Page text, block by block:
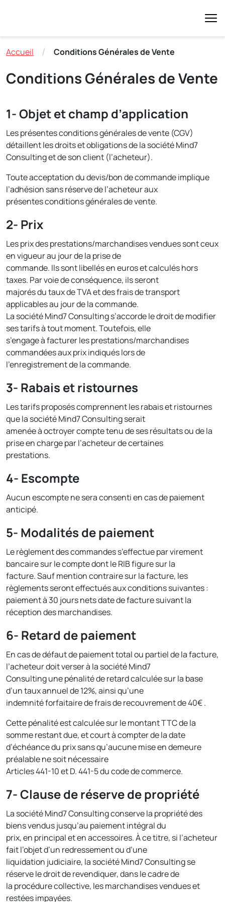
Accueil / Conditions Générales de Vente
Conditions Générales de Vente
1- Objet et champ d’application
Les présentes conditions générales de vente (CGV)
détaillent les droits et obligations de la société Mind7
Consulting et de son client (l’acheteur).
Toute acceptation du devis/bon de commande implique
l’adhésion sans réserve de l’acheteur aux
présentes conditions générales de vente.
2- Prix
Les prix des prestations/marchandises vendues sont ceux
en vigueur au jour de la prise de
commande. Ils sont libellés en euros et calculés hors
taxes. Par voie de conséquence, ils seront
majorés du taux de TVA et des frais de transport
applicables au jour de la commande.
La société Mind7 Consulting s’accorde le droit de modifier
ses tarifs à tout moment. Toutefois, elle
s’engage à facturer les prestations/marchandises
commandées aux prix indiqués lors de
l’enregistrement de la commande.
3- Rabais et ristournes
Les tarifs proposés comprennent les rabais et ristournes
que la société Mind7 Consulting serait
amenée à octroyer compte tenu de ses résultats ou de la
prise en charge par l’acheteur de certaines
prestations.
4- Escompte
Aucun escompte ne sera consenti en cas de paiement
anticipé.
5- Modalités de paiement
Le règlement des commandes s’effectue par virement
bancaire sur le compte dont le RIB figure sur la
facture. Sauf mention contraire sur la facture, les
règlements seront effectués aux conditions suivantes :
paiement à 30 jours nets date de facture suivant la
réception des marchandises.
6- Retard de paiement
En cas de défaut de paiement total ou partiel de la facture,
l’acheteur doit verser à la société Mind7
Consulting une pénalité de retard calculée sur la base
d’un taux annuel de 12%, ainsi qu’une
indemnité forfaitaire de frais de recouvrement de 40€ .
Cette pénalité est calculée sur le montant TTC de la
somme restant due, et court à compter de la date
d’échéance du prix sans qu’aucune mise en demeure
préalable ne soit nécessaire
Articles 441-10 et D. 441-5 du code de commerce.
7- Clause de réserve de propriété
La société Mind7 Consulting conserve la propriété des
biens vendus jusqu’au paiement intégral du
prix, en principal et en accessoires. À ce titre, si l’acheteur
fait l’objet d’un redressement ou d’une
liquidation judiciaire, la société Mind7 Consulting se
réserve le droit de revendiquer, dans le cadre de
la procédure collective, les marchandises vendues et
restées impayées.